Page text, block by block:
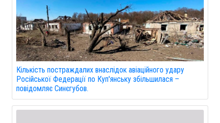
Кількість постраждалих внаслідок авіаційного удару
Російської Федерації по Куп'янську збільшилася –
повідомляє Синєгубов.